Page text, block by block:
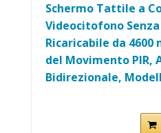
Schermo Tattile a
Videocitofono
Ricaricabile da 4600
del Movimento PIR,
Bidirezionale,